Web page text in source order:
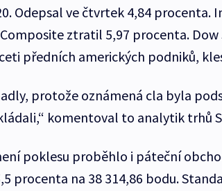
Odepsal ve čtvrtek 4,84
ztratil 5,97 procenta.
předních amerických podniků,
protože oznámená cla byla
komentoval to analytik trhů
poklesu proběhlo i páteční
procenta na 38 314,86 bodu.